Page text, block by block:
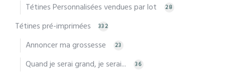
Tétines Personnalisées vendues par lot 28
Tétines pré-imprimées 332
Annoncer ma grossesse 23
Quand je serai grand, je serai... 36